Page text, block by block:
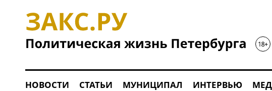
НОВОСТИ СТАТЬИ МУНИЦИПАЛ ИНТЕРВЬЮ